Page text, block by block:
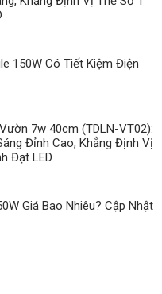
150W Có Tiết Kiệm Điện
7w 40cm (TDLN-VT02):
Đỉnh Cao, Khẳng Định Vị
Đạt LED
Giá Bao Nhiêu? Cập Nhật